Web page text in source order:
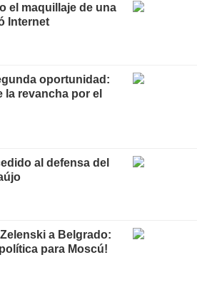
el maquillaje de una
Internet
oportunidad:
la revancha por el
al defensa del
a Belgrado:
para Moscú!